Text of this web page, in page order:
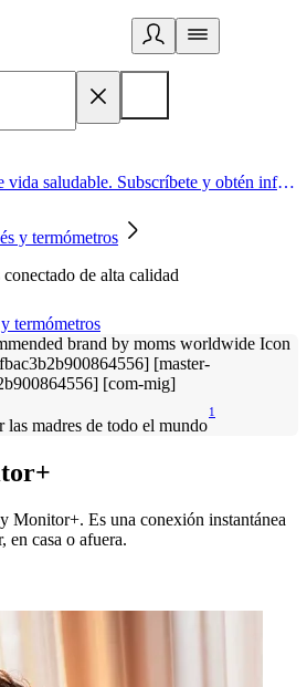
Acá comienza un estilo de vida saludable. Subscríbete y obtén información de primera mano
y termómetros
de alta calidad
termómetros
las madres de todo el mundo
1
Monitor+. Es una conexión instantánea
en casa o afuera.